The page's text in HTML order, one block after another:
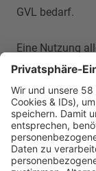
GVL bedarf.
Eine Nutzung
Sendungen und
Inhalte (wie
Video) für Text
UrhG bleibt
unseres
lizenziert, die